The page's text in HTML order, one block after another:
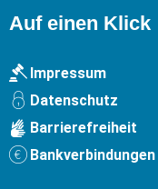
Auf einen Klick
Impressum
Datenschutz
Barrierefreiheit
Bankverbindungen